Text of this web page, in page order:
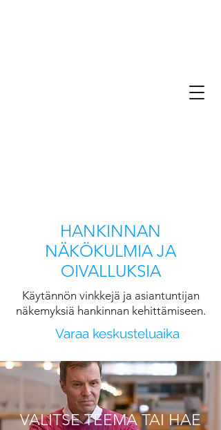
HANKINNAN
NÄKÖKULMIA JA
OIVALLUKSIA
Käytännön vinkkejä ja asiantuntijan
näkemyksiä hankinnan kehittämiseen.
Varaa keskusteluaika
VALITSE TEEMA TAI HAE